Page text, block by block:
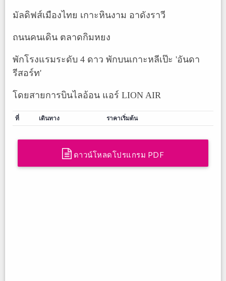
มัลดิฟส์เมืองไทย เกาะหินงาม อาดังราวี
ถนนคนเดิน ตลาดกิมหยง
พักโรงแรมระดับ 4 ดาว พักบนเกาะหลีเป๊ะ 'อันดา
รีสอร์ท'
โดยสายการบินไลอ้อน แอร์ LION AIR
ที่ เดินทาง ราคาเริ่มต้น
ดาวน์โหลดโปรแกรม PDF